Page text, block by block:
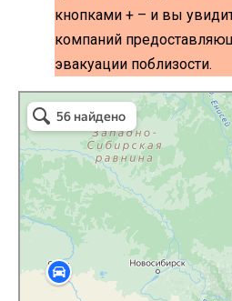
кнопками + – и вы
компаний
эвакуации поблизости.
Волоколамск